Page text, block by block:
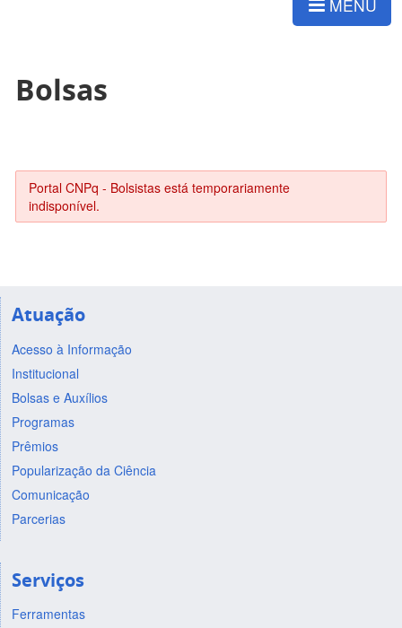
MENU
Bolsas
Portal CNPq - Bolsistas está temporariamente
indisponível.
Atuação
Acesso à Informação
Institucional
Bolsas e Auxílios
Programas
Prêmios
Popularização da Ciência
Comunicação
Parcerias
Serviços
Ferramentas